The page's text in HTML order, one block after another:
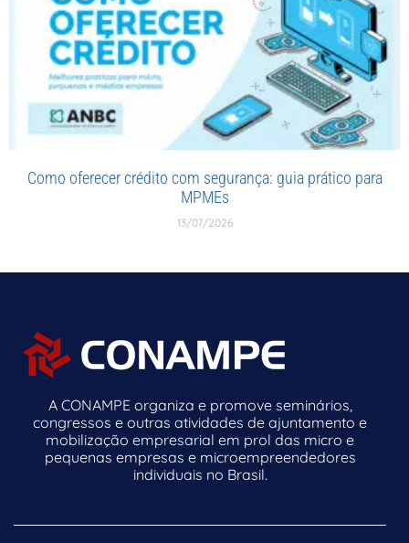
Como oferecer crédito com segurança: guia prático para
MPMEs
13/07/2026
A CONAMPE organiza e promove seminários,
congressos e outras atividades de ajuntamento e
mobilização empresarial em prol das micro e
pequenas empresas e microempreendedores
individuais no Brasil.